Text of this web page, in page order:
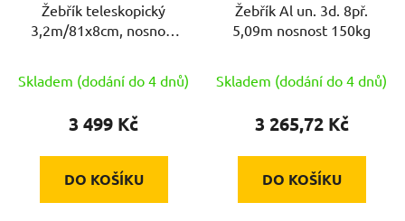
Žebřík teleskopický
3,2m/81x8cm, nosnost
Skladem (dodání do 4 dnů)
3 499 Kč
DO KOŠÍKU
Žebřík Al un. 3d. 8př.
5,09m nosnost 150kg
Skladem (dodání do 4 dnů)
3 265,72 Kč
DO KOŠÍKU